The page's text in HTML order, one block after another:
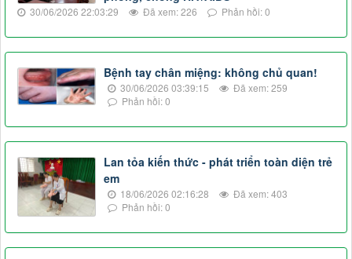
30/06/2026 22:03:29 Đã xem: 226 Phản hồi: 0
Bệnh tay chân miệng: không chủ quan!
30/06/2026 03:39:15
Đã xem: 259
Phản hồi: 0
Lan tỏa kiến thức - phát triển toàn diện trẻ
em
18/06/2026 02:16:28
Đã xem: 403
Phản hồi: 0